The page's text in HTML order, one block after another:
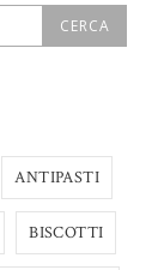
ANTIPASTI
BISCOTTI